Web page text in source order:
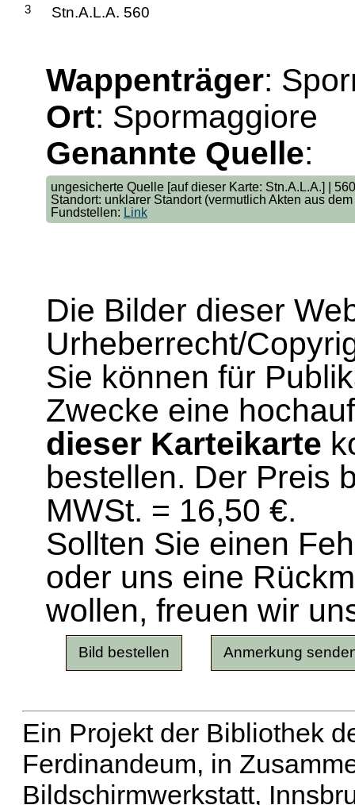
3 Stn.A.L.A. 560
Wappenträger:
Ort: Spormaggiore
Genannte Quelle:
ungesicherte Quelle [auf dieser Karte: Stn.A.L.A.] | 560
Standort: unklarer Standort (vermutlich Akten aus
Fundstellen: Link
Die Bilder dieser
Urheberrecht/
Sie können für
Zwecke eine
dieser Karteikarte
bestellen. Der Preis
MWSt. = 16,50 €.
Sollten Sie einen
oder uns eine
wollen, freuen wir
Ein Projekt der Bibliothek
Ferdinandeum, in
Bildschirmwerkstatt,